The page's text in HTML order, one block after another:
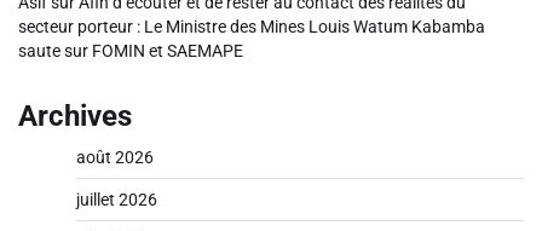
secteur porteur : Le Ministre des Mines Louis Watum Kabamba
saute sur FOMIN et SAEMAPE
Archives
août 2026
juillet 2026